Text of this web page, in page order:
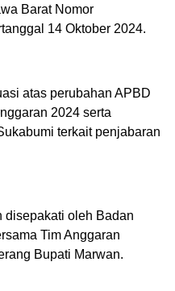
Barat Nomor
14 Oktober 2024.
atas perubahan APBD
2024 serta
terkait penjabaran
disepakati oleh Badan
Tim Anggaran
Bupati Marwan.